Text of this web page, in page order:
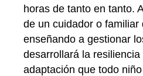
horas de tanto en tanto.
de un cuidador o
enseñando a gestionar
desarrollará la
adaptación que todo